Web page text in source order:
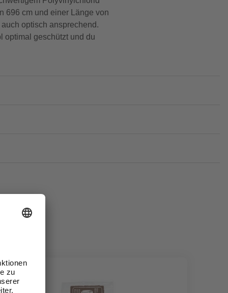
696 cm und einer Länge von
optisch ansprechend.
optimal geschützt und du